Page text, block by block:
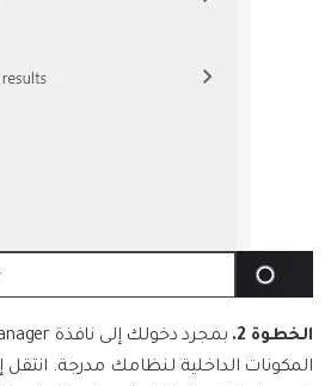
الخطوة 2.
المكونات الداخلية لنظامك مدرجة. انتقل